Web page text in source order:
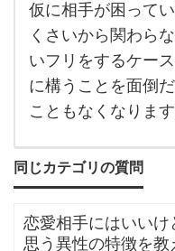
とい
うタ
イプ
も存
在し
ま
す。
大抵
仮に相手が困って
くさいから関わら
いフリをするケー
に構うことを面倒
こともなくなります
同じカテゴリの質問
恋愛相手にはいいけ
思う異性の特徴を教えてく